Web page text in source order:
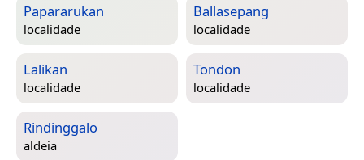
Papararukan
localidade
Ballasepang
localidade
Lalikan
localidade
Tondon
localidade
Rindinggalo
aldeia